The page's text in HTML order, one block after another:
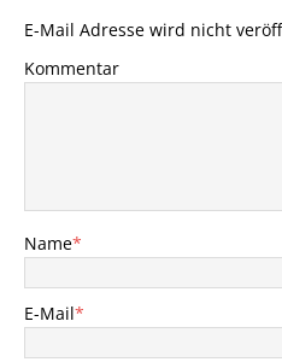
E-Mail Adresse wird nicht
Kommentar
Name*
E-Mail*